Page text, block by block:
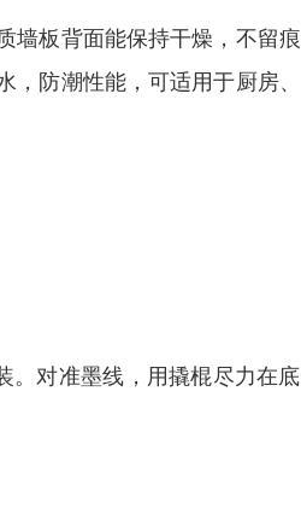
墙板背面能保持干燥，不留
，防潮性能，可适用于厨房
。对准墨线，用撬棍尽力在